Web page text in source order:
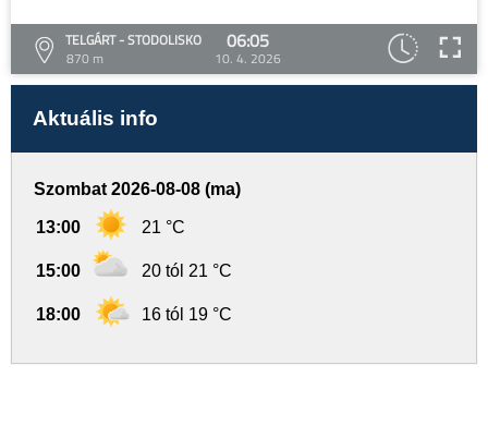
TELGÁRT - STODOLISKO
870 m
06:05
10. 4. 2026
Aktuális info
Szombat 2026-08-08 (ma)
13:00 21 °C
15:00 20 tól 21 °C
18:00 16 tól 19 °C